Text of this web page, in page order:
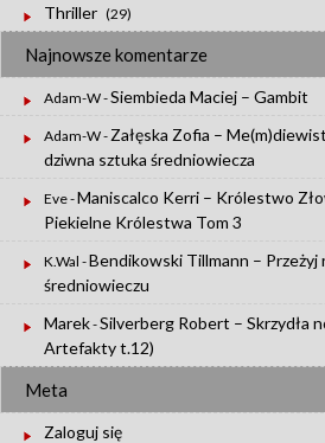
Thriller (29)
Najnowsze komentarze
Adam-W-Siembieda Maciej – Gambit
Adam-W- Załęska Zofia –
dziwna sztuka średniowiecza
Eve-Maniscalco Kerri – Królestwo
Piekielne Królestwa Tom 3
K.Wal -Bendikowski Tillmann – Przeżyj
średniowieczu
Marek-Silverberg Robert – Skrzydła
Artefakty t.12)
Meta
Zaloguj się